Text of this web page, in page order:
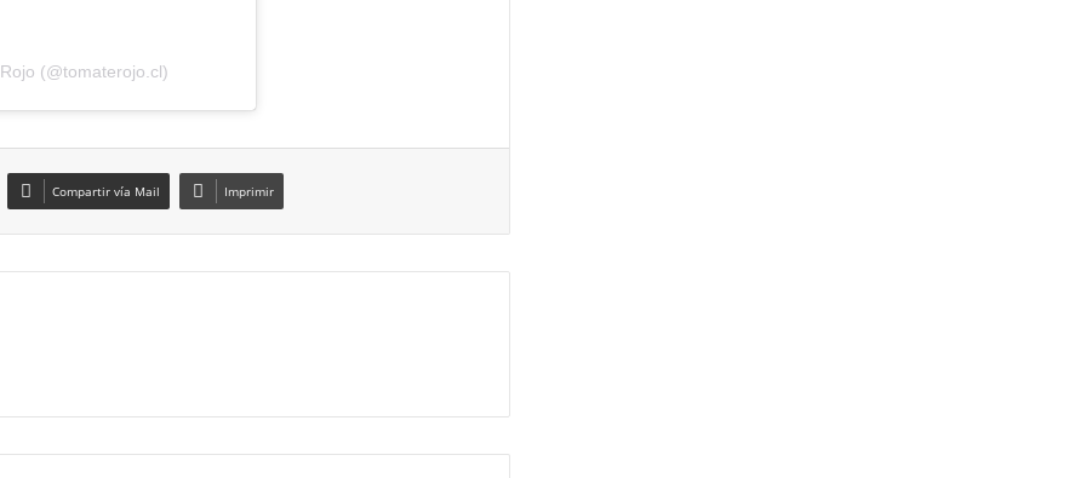
(@tomaterojo.cl)
Compartir vía Mail Imprimir